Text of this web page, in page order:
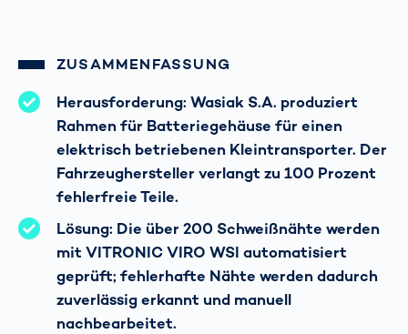
ZUSAMMENFASSUNG
Herausforderung: Wasiak S.A. produziert
Rahmen für Batteriegehäuse für einen
elektrisch betriebenen Kleintransporter. Der
Fahrzeughersteller verlangt zu 100 Prozent
fehlerfreie Teile.
Lösung: Die über 200 Schweißnähte werden
mit VITRONIC VIRO WSI automatisiert
geprüft; fehlerhafte Nähte werden dadurch
zuverlässig erkannt und manuell
nachbearbeitet.